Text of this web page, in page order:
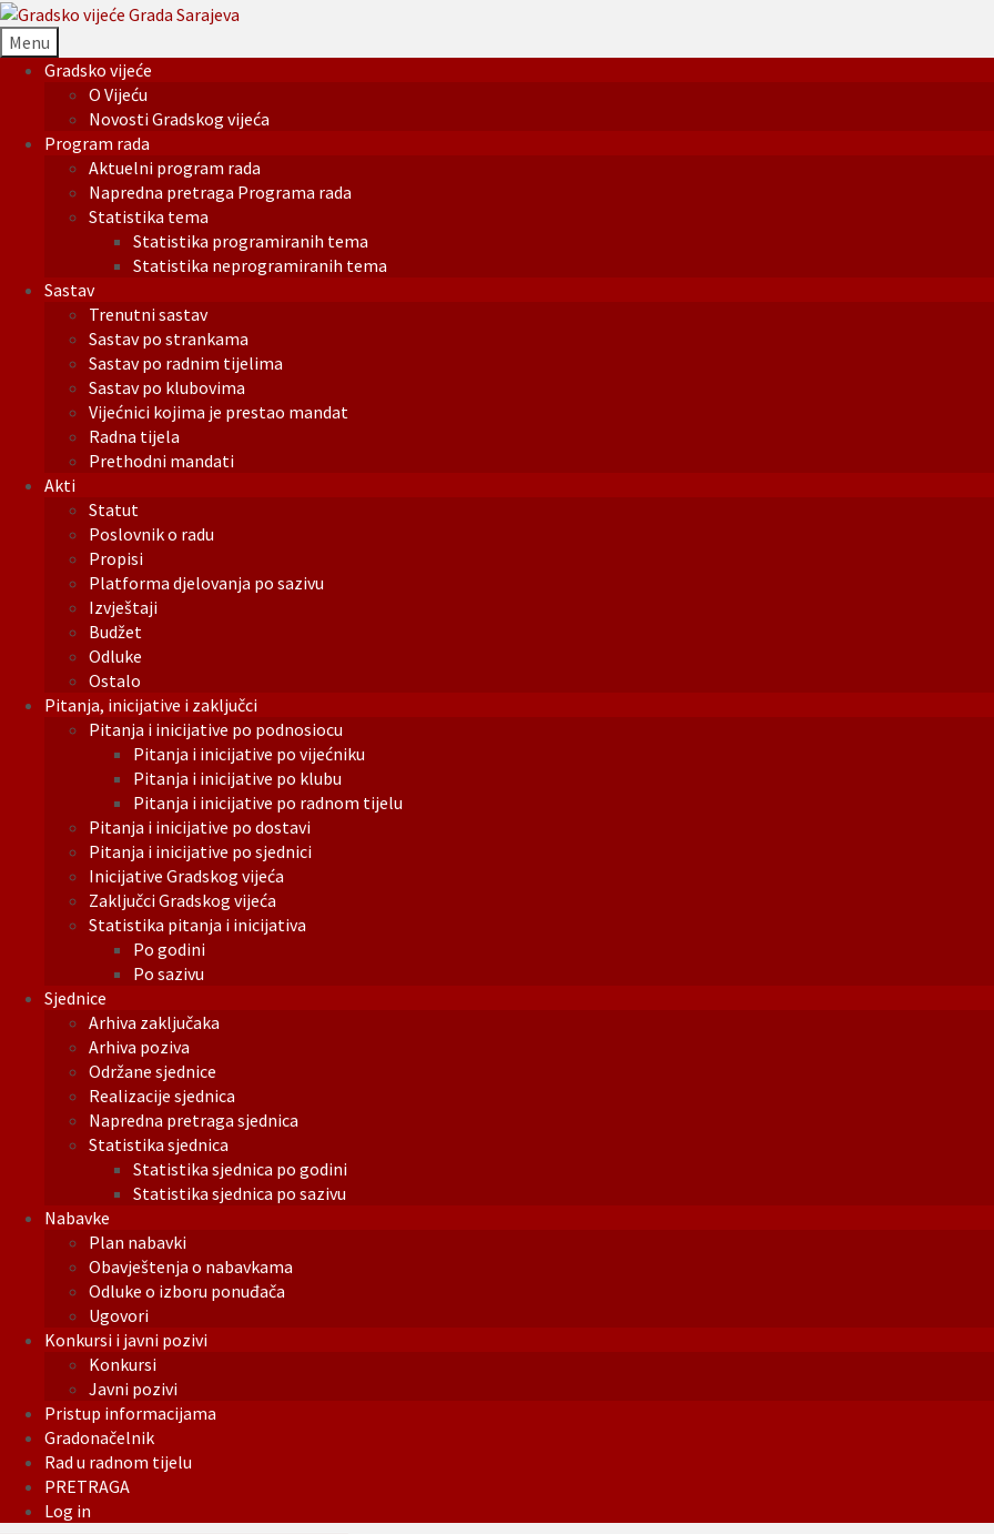
Menu
Gradsko vijeće
O Vijeću
Novosti Gradskog vijeća
Program rada
Aktuelni program rada
Napredna pretraga Programa rada
Statistika tema
Statistika programiranih tema
Statistika neprogramiranih tema
Sastav
Trenutni sastav
Sastav po strankama
Sastav po radnim tijelima
Sastav po klubovima
Vijećnici kojima je prestao mandat
Radna tijela
Prethodni mandati
Akti
Statut
Poslovnik o radu
Propisi
Platforma djelovanja po sazivu
Izvještaji
Budžet
Odluke
Ostalo
Pitanja, inicijative i zaključci
Pitanja i inicijative po podnosiocu
Pitanja i inicijative po vijećniku
Pitanja i inicijative po klubu
Pitanja i inicijative po radnom tijelu
Pitanja i inicijative po dostavi
Pitanja i inicijative po sjednici
Inicijative Gradskog vijeća
Zaključci Gradskog vijeća
Statistika pitanja i inicijativa
Po godini
Po sazivu
Sjednice
Arhiva zaključaka
Arhiva poziva
Održane sjednice
Realizacije sjednica
Napredna pretraga sjednica
Statistika sjednica
Statistika sjednica po godini
Statistika sjednica po sazivu
Nabavke
Plan nabavki
Obavještenja o nabavkama
Odluke o izboru ponuđača
Ugovori
Konkursi i javni pozivi
Konkursi
Javni pozivi
Pristup informacijama
Gradonačelnik
Rad u radnom tijelu
PRETRAGA
Log in